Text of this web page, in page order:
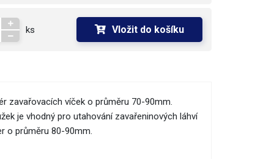
ks Vložit do košíku
zavařovacích víček o průměru 70-90mm.
je vhodný pro utahování zavařeninových láhví
o průměru 80-90mm.